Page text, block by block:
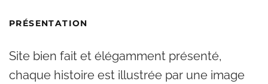
PRÉSENTATION
Site bien fait et élégamment présenté,
chaque histoire est illustrée par une image